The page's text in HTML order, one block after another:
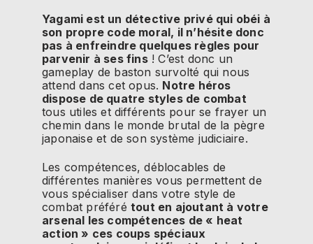
Yagami est un détective privé qui obéi à
son propre code moral, il n’hésite donc
pas à enfreindre quelques règles pour
parvenir à ses fins! C’est donc un
gameplay de baston survolté qui nous
attend dans cet opus. Notre héros
dispose de quatre styles de combat
tous utiles et différents pour se frayer un
chemin dans le monde brutal de la pègre
japonaise et de son système judiciaire.
Les compétences, déblocables de
différentes manières vous permettent de
vous spécialiser dans votre style de
combat préféré tout en ajoutant à votre
arsenal les compétences de « heat
action » ces coups spéciaux